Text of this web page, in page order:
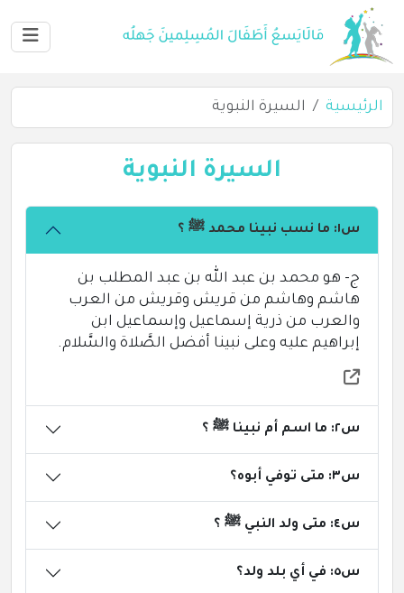
الرئيسية السيرة النبوية
السيرة النبوية
س١: ما نسب نبينا محمد ﷺ ؟
ج- هو محمد بن عبد الله بن عبد المطلب بن
هاشم وهاشم من قريش وقريش من العرب
والعرب من ذرية إسماعيل وإسماعيل ابن
إبراهيم عليه وعلى نبينا أفضل الصَّلاة والسَّلام.
س٢: ما اسم أم نبينا ﷺ ؟
س٣: متى توفي أبوه؟
س٤: متى ولد النبي ﷺ ؟
س٥: في أي بلد ولد؟